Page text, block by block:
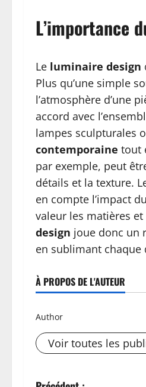
L’importance
Le luminaire design
Plus qu’une simple
l’atmosphère d’une
accord avec
lampes sculpturales
contemporaine tout
par exemple, peut
détails et la texture.
en compte l’impact
valeur les matières
design joue donc un
en sublimant chaque
À PROPOS DE L'AUTEUR
Author
Voir toutes les